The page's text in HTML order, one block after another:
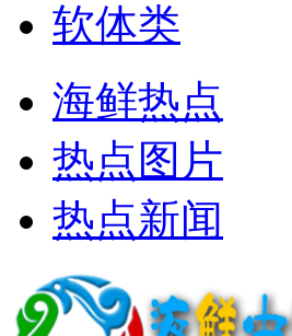
软体类
海鲜热点
热点图片
热点新闻